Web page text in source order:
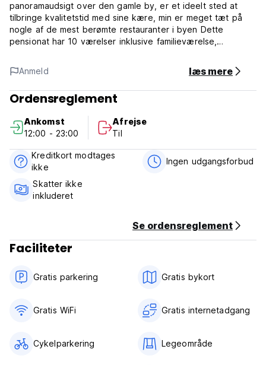
panoramaudsigt over den gamle by, er et ideelt sted at
tilbringe kvalitetstid med sine kære, min er meget tæt på
nogle af de mest berømte restauranter i byen Dette
pensionat har 10 værelser inklusive familieværelse,
også jacuzzi, dampbad, børnepool på taget.
***Ejendomspolitikker og -betingelser:
1. Afbestillingsregler: 2 dage før ankomst.
3. Check ud inden kl. 11.00.
4. Betaling ved ankomst med kontanter. Kreditkort
accepteres.
5. Receptionens arbejdstid 09:00-23:00.
6. Ingen aldersbegrænsning.
7. Afgifter ikke inkluderet. 12 %.
8. Morgenmad ikke inkluderet.
Anmeld læs mere
Ordensreglement
Ankomst
12:00 - 23:00
Afrejse
Til
Kreditkort modtages
ikke
Ingen udgangsforbud
Skatter ikke
inkluderet
Se ordensreglement
Faciliteter
Gratis parkering Gratis bykort
Gratis WiFi Gratis internetadgang
Cykelparkering Legeområde